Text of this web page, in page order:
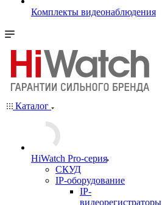
Комплекты видеонаблюдения
Каталог
HiWatch Pro-серия
CКУД
IP-оборудование
IP-
видеорегистраторы